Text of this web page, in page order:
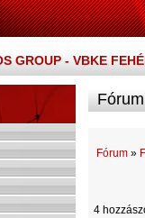
GROUP - VBKE
Fórum »
4